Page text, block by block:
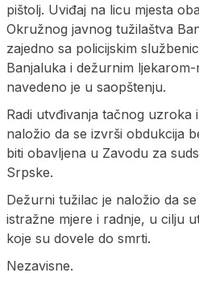
pištolj. Uviđaj na licu mjesta
Okružnog javnog tužilaštva
zajedno sa policijskim
Banjaluka i dežurnim
navedeno je u saopštenju.
Radi utvđivanja tačnog uzroka
naložio da se izvrši obdukcija
biti obavljena u Zavodu za
Srpske.
Dežurni tužilac je naložio da
istražne mjere i radnje, u cilju
koje su dovele do smrti.
Nezavisne.